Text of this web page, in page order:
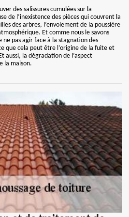
des salissures cumulées sur la
de l’inexistence des pièces qui couvrent la
des arbres, l’envolement de la poussière
Et comme nous le savons
ne pas agir face à la stagnation des
que cela peut être l’origine de la fuite et
aussi, la dégradation de l’aspect
la maison.